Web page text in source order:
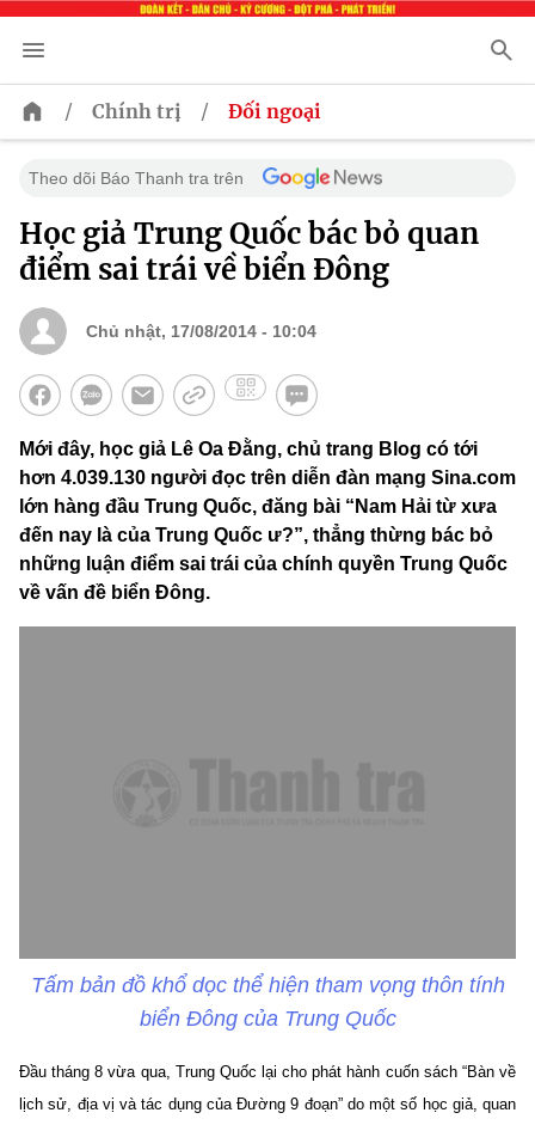
/ Chính trị / Đối ngoại
Theo dõi Báo Thanh tra trên
Học giả Trung Quốc bác bỏ quan
điểm sai trái về biển Đông
Chủ nhật, 17/08/2014 - 10:04
Mới đây, học giả Lê Oa Đằng, chủ trang Blog có tới
hơn 4.039.130 người đọc trên diễn đàn mạng Sina.com
lớn hàng đầu Trung Quốc, đăng bài “Nam Hải từ xưa
đến nay là của Trung Quốc ư?”, thẳng thừng bác bỏ
những luận điểm sai trái của chính quyền Trung Quốc
về vấn đề biển Đông.
Tấm bản đồ khổ dọc thể hiện tham vọng thôn tính
biển Đông của Trung Quốc
Đầu tháng 8 vừa qua, Trung Quốc lại cho phát hành cuốn sách “Bàn về
lịch sử, địa vị và tác dụng của Đường 9 đoạn” do một số học giả, quan